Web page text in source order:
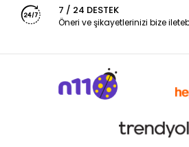
7 / 24 DESTEK
Öneri ve şikayetlerinizi bize